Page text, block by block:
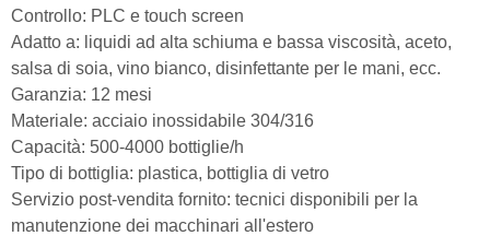
Controllo: PLC e touch screen
Adatto a: liquidi ad alta schiuma e bassa viscosità, aceto,
salsa di soia, vino bianco, disinfettante per le mani, ecc.
Garanzia: 12 mesi
Materiale: acciaio inossidabile 304/316
Capacità: 500-4000 bottiglie/h
Tipo di bottiglia: plastica, bottiglia di vetro
Servizio post-vendita fornito: tecnici disponibili per la
manutenzione dei macchinari all'estero